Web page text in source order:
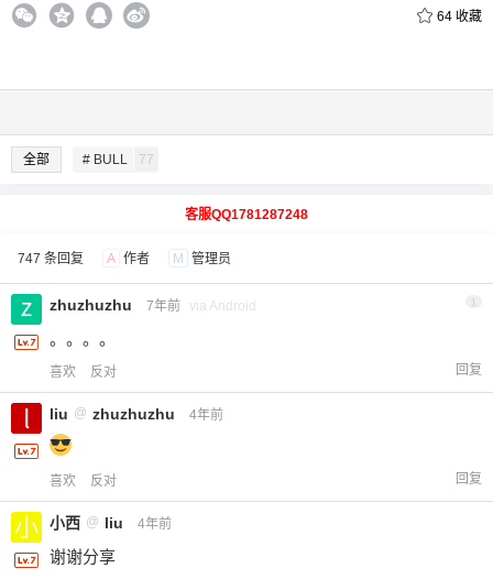
64 收藏
全部 # BULL 77
客服QQ1781287248
747 条回复 A 作者 M 管理员
zhuzhuzhu 7年前 via Android 1
。。。。
喜欢 反对 回复
liu @ zhuzhuzhu 4年前
喜欢 反对 回复
小西 @ liu 4年前
谢谢分享